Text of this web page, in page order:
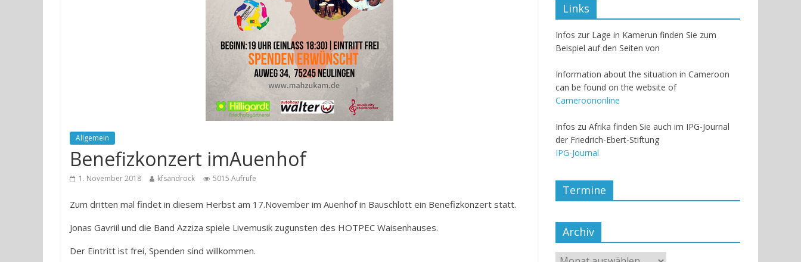
Allgemein
Benefizkonzert imAuenhof
1. November 2018 kfsandrock 5015 Aufrufe
Zum dritten mal findet in diesem Herbst am 17.November im Auenhof in Bauschlott ein Benefizkonzert statt.
Jonas Gavriil und die Band Azziza spiele Livemusik zugunsten des HOTPEC Waisenhauses.
Der Eintritt ist frei, Spenden sind willkommen.
Links
Infos zur Lage in Kamerun finden Sie zum
Beispiel auf den Seiten von
Information about the situation in Cameroon
can be found on the website of
Cameroononline
Infos zu Afrika finden Sie auch im IPG-Journal
der Friedrich-Ebert-Stiftung
IPG-Journal
Termine
Archiv